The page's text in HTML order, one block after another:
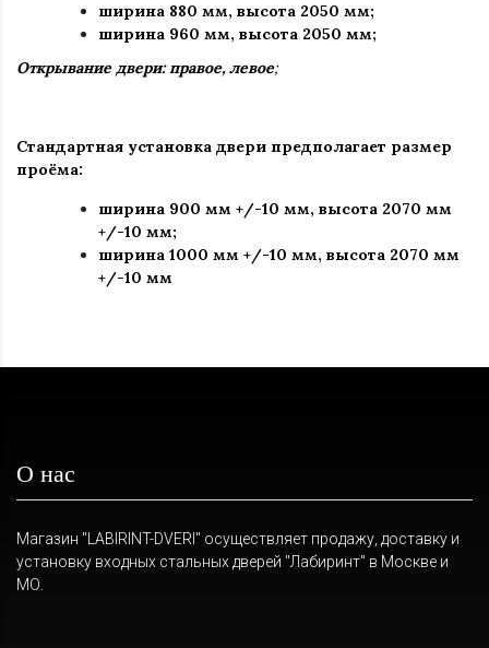
ширина 880 мм, высота 2050 мм;
ширина 960 мм, высота 2050 мм;
Открывание двери: правое, левое;
Стандартная установка двери предполагает размер
проёма:
ширина 900 мм +/-10 мм, высота 2070 мм
+/-10 мм;
ширина 1000 мм +/-10 мм, высота 2070 мм
+/-10 мм
О нас
Магазин "LABIRINT-DVERI" осуществляет продажу, доставку и
установку входных стальных дверей "Лабиринт" в Москве и
МО.